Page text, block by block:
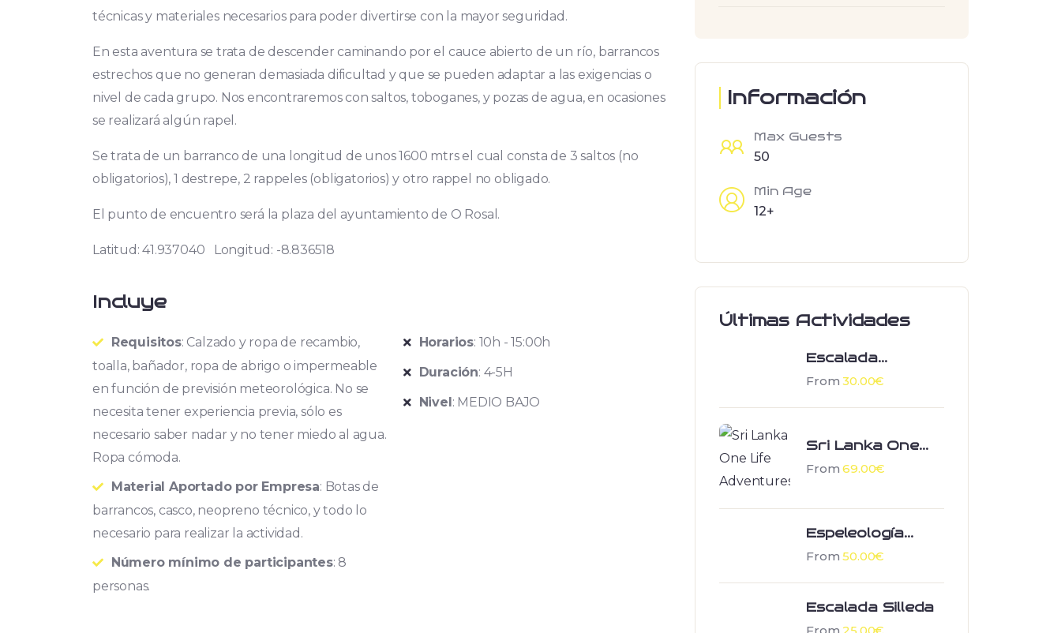
técnicas y materiales necesarios para poder divertirse con la mayor seguridad.
En esta aventura se trata de descender caminando por el cauce abierto de un río, barrancos
estrechos que no generan demasiada dificultad y que se pueden adaptar a las exigencias o
nivel de cada grupo. Nos encontraremos con saltos, toboganes, y pozas de agua, en ocasiones
se realizará algún rapel.
Se trata de un barranco de una longitud de unos 1600 mtrs el cual consta de 3 saltos (no
obligatorios), 1 destrepe, 2 rappeles (obligatorios) y otro rappel no obligado.
El punto de encuentro será la plaza del ayuntamiento de O Rosal.
Latitud: 41.937040 Longitud: -8.836518
Incluye
Requisitos: Calzado y ropa de recambio,
toalla, bañador, ropa de abrigo o impermeable
en función de previsión meteorológica. No se
necesita tener experiencia previa, sólo es
necesario saber nadar y no tener miedo al agua.
Ropa cómoda.
Material Aportado por Empresa: Botas de
barrancos, casco, neopreno técnico, y todo lo
necesario para realizar la actividad.
Número mínimo de participantes: 8
personas.
Horarios: 10h - 15:00h
Duración: 4-5H
Nivel: MEDIO BAJO
Información
Max Guests
50
Min Age
12+
Últimas Actividades
Escalada
Galiñeiro Vigo
From 30.00€
Sri Lanka One
Life Adventures
From 69.00€
Espeleología
Sobredo
From 50.00€
Escalada Silleda